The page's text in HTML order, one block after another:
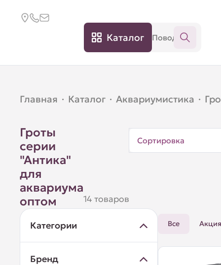
Каталог
Главная · Каталог · Аквариумистика ·
Гроты
серии
"Антика"
для
аквариума
оптом
14 товаров
Сортировка
Категории
Бренд
Все